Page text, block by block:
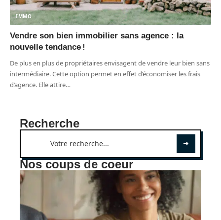
IMMO
Vendre son bien immobilier sans agence : la
nouvelle tendance !
De plus en plus de propriétaires envisagent de vendre leur bien sans
intermédiaire. Cette option permet en effet d’économiser les frais
d’agence. Elle attire…
Recherche
Nos coups de coeur